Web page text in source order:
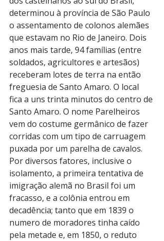
determinou à província de São Paulo
o assentamento de colonos alemães
que estavam no Rio de Janeiro. Dois
anos mais tarde, 94 famílias (entre
soldados, agricultores e artesãos)
receberam lotes de terra na então
freguesia de Santo Amaro. O local
fica a uns trinta minutos do centro de
Santo Amaro. O nome Parelheiros
vem do costume germânico de fazer
corridas com um tipo de carruagem
puxada por um parelha de cavalos.
Por diversos fatores, inclusive o
isolamento, a primeira tentativa de
imigração alemã no Brasil foi um
fracasso, e a colônia entrou em
decadência; tanto que em 1839 o
numero de moradores tinha caído
pela metade e, em 1850, o reduto